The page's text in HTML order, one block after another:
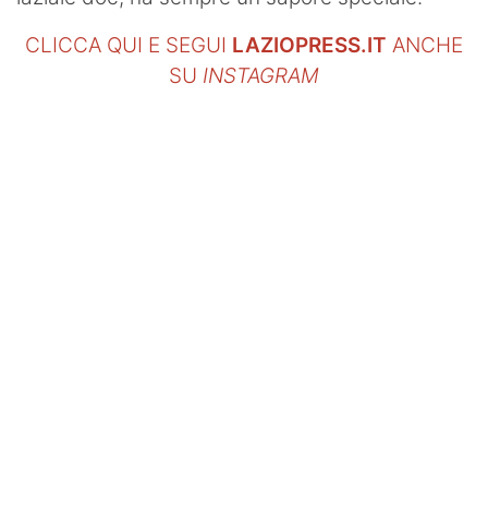
CLICCA QUI E SEGUI LAZIOPRESS.IT ANCHE
SU INSTAGRAM